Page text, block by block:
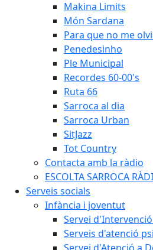
Makina Limits
Món Sardana
Para que no me
Penedesinho
Ple Municipal
Recordes 60-00's
Ruta 66
Sarroca al dia
Sarroca Urban
SitJazz
Tot Country
Contacta amb la ràdio
ESCOLTA SARROCA
Serveis socials
Infància i joventut
Servei
Serveis d'atenció